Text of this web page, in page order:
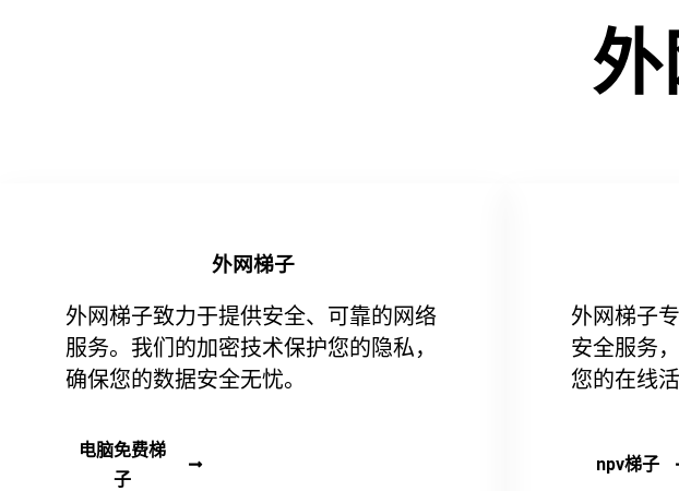
外网梯子
外网梯子致力于提供安全、可靠的网络
服务。我们的加密技术保护您的隐私，
确保您的数据安全无忧。
电脑免费梯
子
外网梯子
安全服务
您的在线
npv梯子